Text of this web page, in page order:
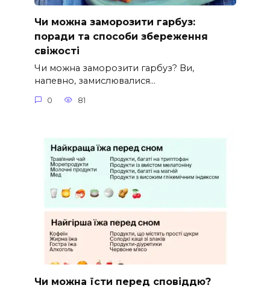
Чи можна заморозити гарбуз:
поради та способи збереження
свіжості
Чи можна заморозити гарбуз? Ви,
напевно, замислювалися…
0 81
Чи можна їсти перед сповіддю?